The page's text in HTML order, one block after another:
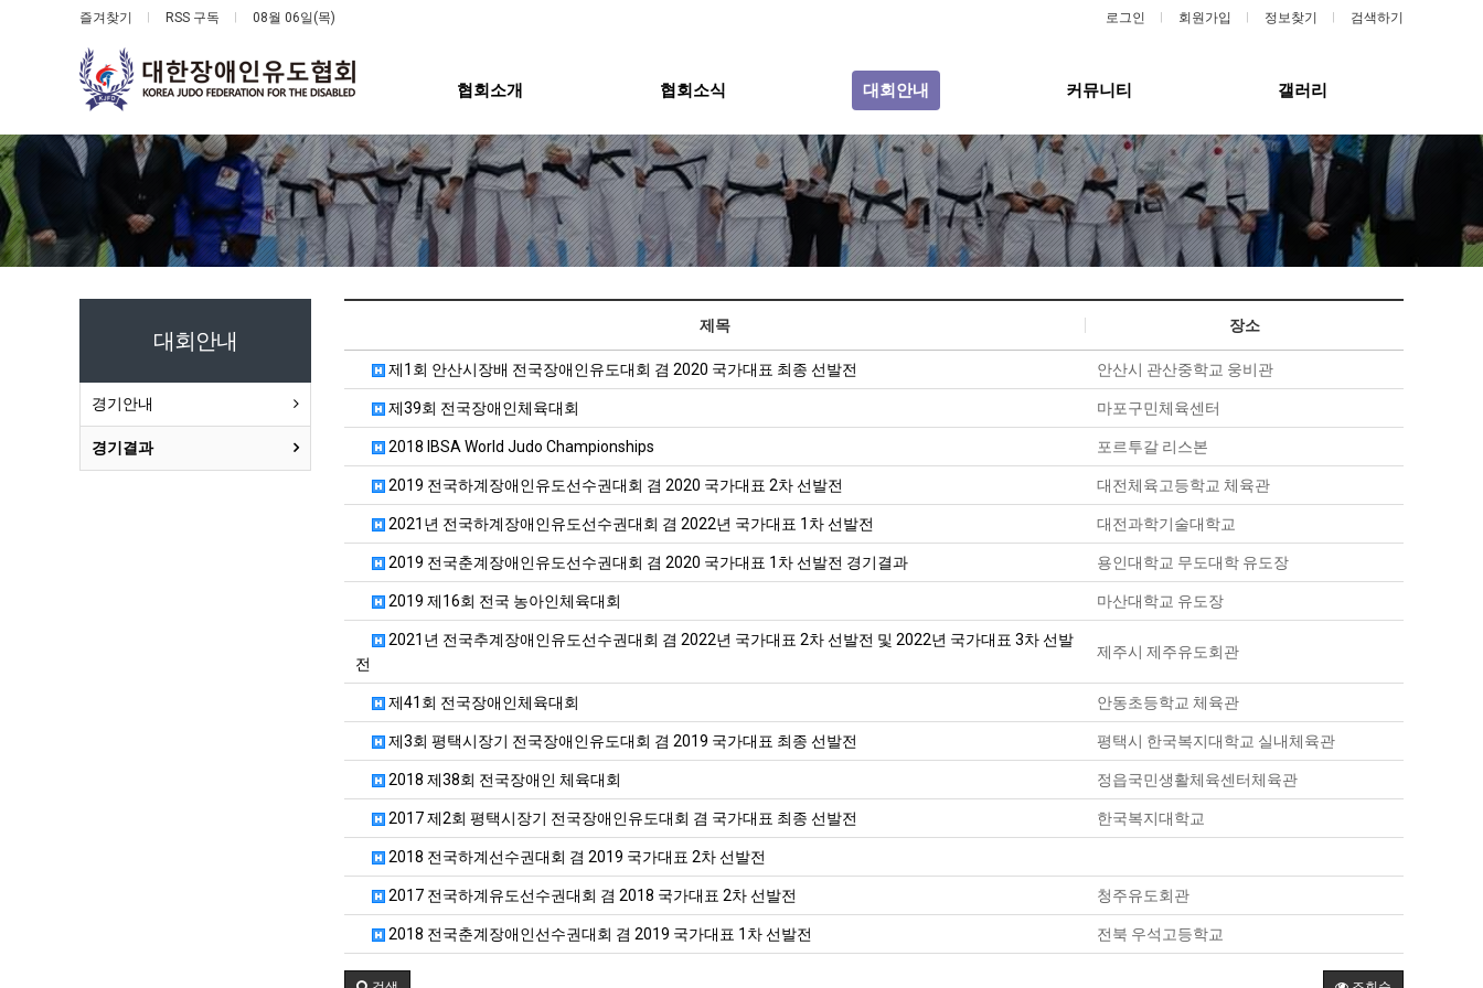
즐겨찾기 RSS 구독 08월 06일(목) 로그인 회원가입 정보찾기 검색하기
협회소개 협회소식 대회안내 커뮤니티 갤러리
제목 장소
제1회 안산시장배 전국장애인유도대회 겸 2020 국가대표 최종 선발전 안산시 관산중학교 웅비관
제39회 전국장애인체육대회 마포구민체육센터
2018 IBSA World Judo Championships 포르투갈 리스본
2019 전국하계장애인유도선수권대회 겸 2020 국가대표 2차 선발전 대전체육고등학교 체육관
2021년 전국하계장애인유도선수권대회 겸 2022년 국가대표 1차 선발전 대전과학기술대학교
2019 전국춘계장애인유도선수권대회 겸 2020 국가대표 1차 선발전 경기결과 용인대학교 무도대학 유도장
2019 제16회 전국 농아인체육대회 마산대학교 유도장
2021년 전국추계장애인유도선수권대회 겸 2022년 국가대표 2차 선발전 및 2022년 국가대표 3차 선발
전
제주시 제주유도회관
제41회 전국장애인체육대회 안동초등학교 체육관
제3회 평택시장기 전국장애인유도대회 겸 2019 국가대표 최종 선발전 평택시 한국복지대학교 실내체육관
2018 제38회 전국장애인 체육대회 정읍국민생활체육센터체육관
2017 제2회 평택시장기 전국장애인유도대회 겸 국가대표 최종 선발전 한국복지대학교
2018 전국하계선수권대회 겸 2019 국가대표 2차 선발전
2017 전국하계유도선수권대회 겸 2018 국가대표 2차 선발전 청주유도회관
2018 전국춘계장애인선수권대회 겸 2019 국가대표 1차 선발전 전북 우석고등학교
대회안내
경기안내
경기결과